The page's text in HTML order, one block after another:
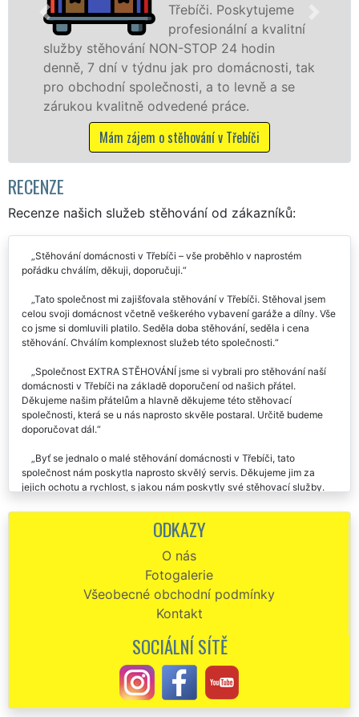
stěhovací
technikou. Tyto
služby zajišťujeme domácnostem i
celém okresu Třebíč se zárukou kvality
franchisové sítě EXTRA STĚHOVÁNÍ.
Nabízíme stěhovací služby NON-STOP
včetně víkendů a svátků bez příplatků.
Mám zájem o stěhovací služby v Třebíči
RECENZE
Recenze našich služeb stěhování od zákazníků:
Stěhování domácnosti v Třebíči – vše proběhlo v naprostém
Tato společnost mi zajišťovala stěhování v Třebíči. Stěhoval jsem
celou svoji domácnost včetně veškerého vybavení garáže a dílny. Vše
co jsme si domluvili platilo. Seděla doba stěhování, seděla i cena
Společnost EXTRA STĚHOVÁNÍ jsme si vybrali pro stěhování naší
domácnosti v Třebíči na základě doporučení od našich přátel.
Děkujeme našim přátelům a hlavně děkujeme této stěhovací
společnosti, která se u nás naprosto skvěle postaral. Určitě budeme
Byť se jednalo o malé stěhování domácnosti v Třebíči, tato
společnost nám poskytla naprosto skvělý servis. Děkujeme jim za
Děkujeme i za zajištění úklidu.
Velmi solidní a profesionální jednání při domlouvání stěhování
domácnosti v Třebíči. Dochvilnost rychlost, skvělé odvedená práce,
V sobotu jsme využili služeb této společnosti při stěhování naší
domácnosti v Třebíči. Profesionální přístup, Výborné vystupování. Za
nás dáváme společnosti EXTRA STĚHOVÁNÍ palec nahoru 👍.
Stěhovali jsme celou domácnost naší babičky. Zásluhou pánů ze
společnosti EXTRA STĚHOVÁNÍ jsme byli kompletně hotový za 6
hodin. Chtěla bych pánům poděkovat a pochválit je za jejich přístup k
nám, obyčejným lidem, kteří se stěhováním nemají žádné zkušenosti.
ODKAZY
O nás
Fotogalerie
Všeobecné obchodní podmínky
Kontakt
SOCIÁLNÍ SÍTĚ